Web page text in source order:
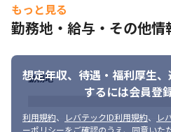
■ この仕事の魅力、面白み
・少数精鋭のため、仕様決定をはじ
に携われます
・組織づくりや経営にも関われます
・世の中に必要とされるプロダク
・エンドユーザーと近い距離で開
・大企業の経営層がビジネスパー
もっと見る
勤務地・給与・その他情
想定年収、待遇・福利厚生、
するには会員登
利用規約、 レバテックID利用規約、
レ
ーポリシーをご確認のうえ、同意いた
勤務地